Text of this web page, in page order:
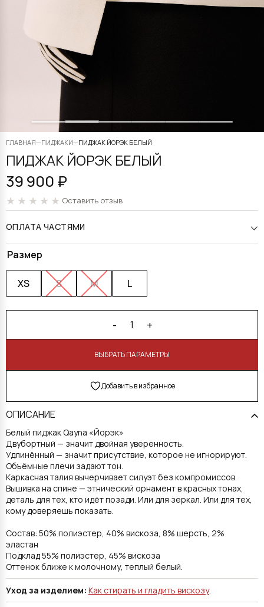
ГЛАВНАЯ—ПИДЖАКИ—ПИДЖАК ЙОРЭК БЕЛЫЙ
ПИДЖАК ЙОРЭК БЕЛЫЙ
39 900 ₽
Оставить отзыв
ОПЛАТА ЧАСТЯМИ
Размер
XS S M L
- 1 +
В КОРЗИНУ
Добавить в избранное
Alternative:
ОПИСАНИЕ
Белый пиджак Qayna «Йорэк»
Двубортный — значит двойная уверенность.
Удлинённый — значит присутствие, которое не игнорируют.
Объёмные плечи задают тон.
Каркасная талия вычерчивает силуэт без компромиссов.
Вышивка на спине — этнический орнамент в красных тонах,
деталь для тех, кто идёт позади. Или для зеркал. Или для тех,
кому доверяешь показать.
Состав: 50% полиэстер, 40% вискоза, 8% шерсть, 2%
эластан
Подклад 55% полиэстер, 45% вискоза
Оттенок ближе к молочному, теплый белый.
Уход за изделием: Как стирать и гладить вискозу.